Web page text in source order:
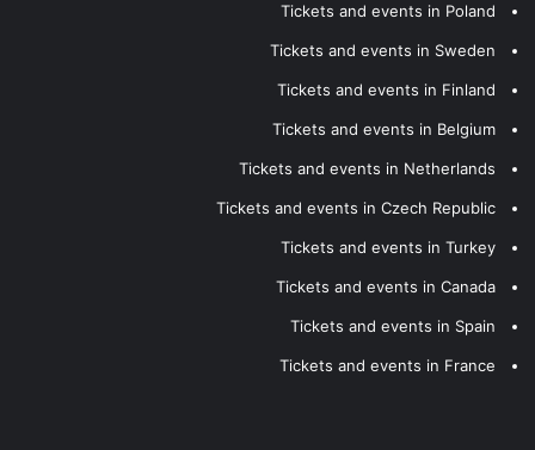
Tickets and events in Poland
Tickets and events in Sweden
Tickets and events in Finland
Tickets and events in Belgium
Tickets and events in Netherlands
Tickets and events in Czech Republic
Tickets and events in Turkey
Tickets and events in Canada
Tickets and events in Spain
Tickets and events in France